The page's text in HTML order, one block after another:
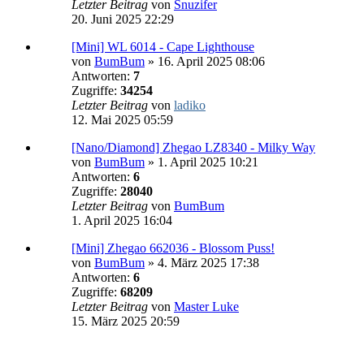
Letzter Beitrag von Snuzifer
20. Juni 2025 22:29
[Mini] WL 6014 - Cape Lighthouse
von BumBum » 16. April 2025 08:06
Antworten: 7
Zugriffe: 34254
Letzter Beitrag von ladiko
12. Mai 2025 05:59
[Nano/Diamond] Zhegao LZ8340 - Milky Way
von BumBum » 1. April 2025 10:21
Antworten: 6
Zugriffe: 28040
Letzter Beitrag von BumBum
1. April 2025 16:04
[Mini] Zhegao 662036 - Blossom Puss!
von BumBum » 4. März 2025 17:38
Antworten: 6
Zugriffe: 68209
Letzter Beitrag von Master Luke
15. März 2025 20:59